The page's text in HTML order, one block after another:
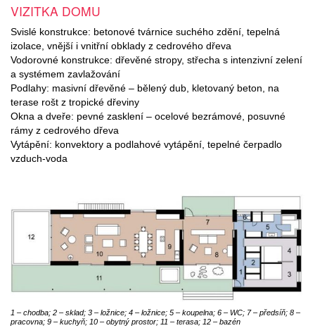
VIZITKA DOMU
Svislé konstrukce: betonové tvárnice suchého zdění, tepelná
izolace, vnější i vnitřní obklady z cedrového dřeva
Vodorovné konstrukce: dřevěné stropy, střecha s intenzivní zelení
a systémem zavlažování
Podlahy: masivní dřevěné – bělený dub, kletovaný beton, na
terase rošt z tropické dřeviny
Okna a dveře: pevné zasklení – ocelové bezrámové, posuvné
rámy z cedrového dřeva
Vytápění: konvektory a podlahové vytápění, tepelné čerpadlo
vzduch-voda
1 – chodba; 2 – sklad; 3 – ložnice; 4 – ložnice; 5 – koupelna; 6 – WC; 7 – předsíň; 8 –
pracovna; 9 – kuchyň; 10 – obytný prostor; 11 – terasa; 12 – bazén